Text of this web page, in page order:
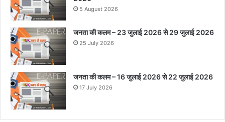
5 August 2026
जनता की कलम – 23 जुलाई 2026 से 29 जुलाई 2026
25 July 2026
जनता की कलम – 16 जुलाई 2026 से 22 जुलाई 2026
17 July 2026